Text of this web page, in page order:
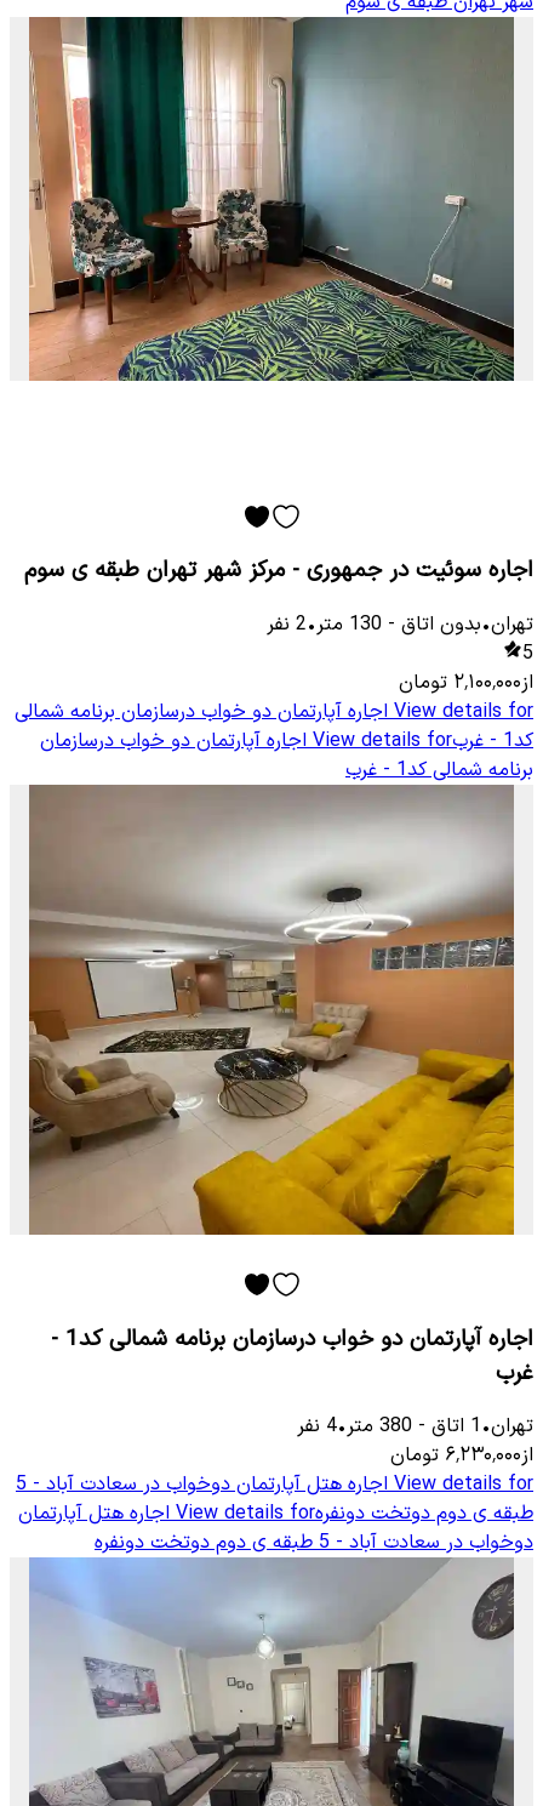
اجاره سوئیت در جمهوری - مرکز شهر تهران طبقه ی سوم
تهران•بدون اتاق -
130 متر•
2 نفر
5
از۲٬۱۰۰٬۰۰۰ تومان
View details for اجاره آپارتمان دو خواب درسازمان برنامه شمالی
کد1 - غرب
View details for اجاره آپارتمان دو خواب درسازمان
برنامه شمالی کد1 - غرب
اجاره آپارتمان دو خواب درسازمان برنامه شمالی کد1 -
غرب
تهران•
1 اتاق -
380 متر•
4 نفر
از۶٬۲۳۰٬۰۰۰ تومان
View details for
اجاره هتل آپارتمان دوخواب در سعادت آباد - 5
طبقه ی دوم دوتخت دونفرهView details for اجاره هتل آپارتمان
دوخواب در سعادت آباد - 5 طبقه ی دوم دوتخت دونفره